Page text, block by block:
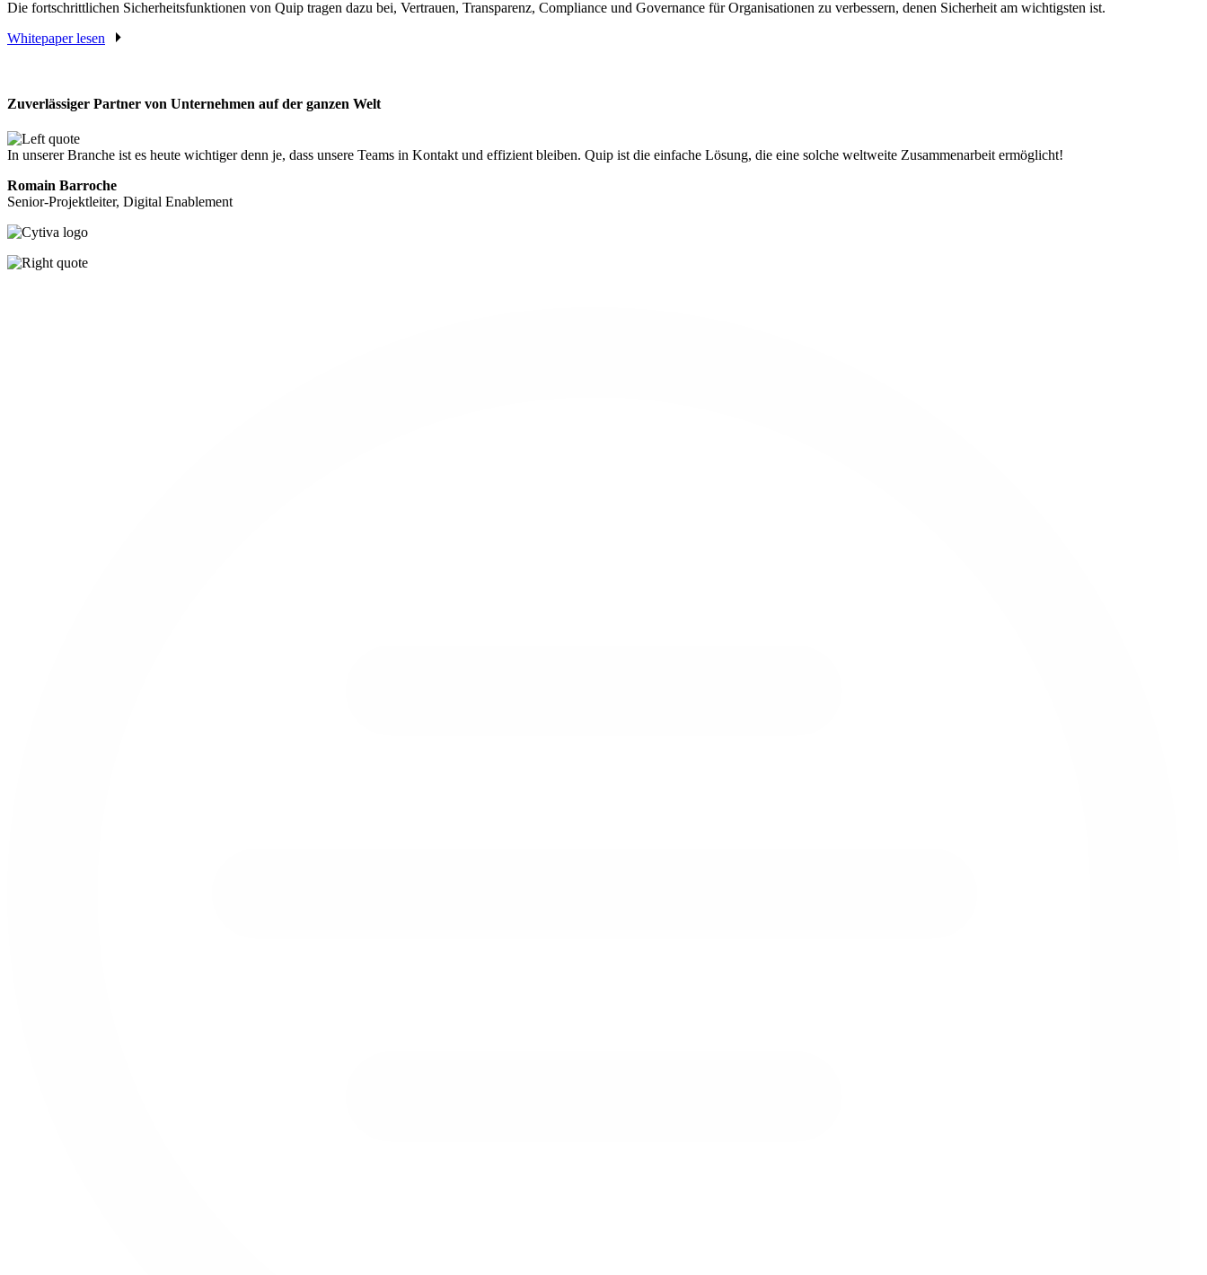
Die fortschrittlichen Sicherheitsfunktionen von Quip tragen dazu bei, Vertrauen, Transparenz, Compliance und Governance für Organisationen zu verbessern, denen Sicherheit am wichtigsten ist.
Whitepaper lesen
Zuverlässiger Partner von Unternehmen auf der ganzen Welt
In unserer Branche ist es heute wichtiger denn je, dass unsere Teams in Kontakt und effizient bleiben. Quip ist die einfache Lösung, die eine solche weltweite Zusammenarbeit ermöglicht!
Romain Barroche
Senior-Projektleiter, Digital Enablement